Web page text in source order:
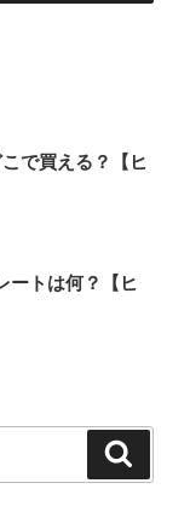
で買える？【ヒ
ートは何？【ヒ